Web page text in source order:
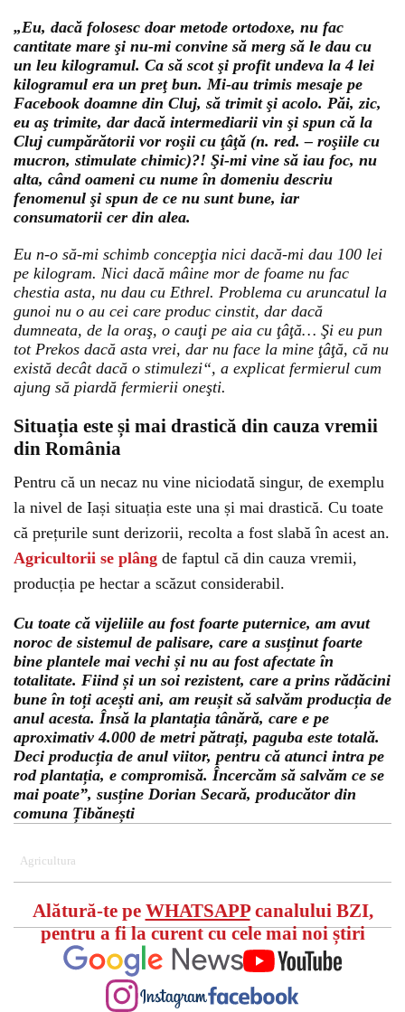
„Eu, dacă folosesc doar metode ortodoxe, nu fac
cantitate mare şi nu-mi convine să merg să le dau cu
un leu kilogramul. Ca să scot şi profit undeva la 4 lei
kilogramul era un preţ bun. Mi-au trimis mesaje pe
Facebook doamne din Cluj, să trimit şi acolo. Păi, zic,
eu aş trimite, dar dacă intermediarii vin şi spun că la
Cluj cumpărătorii vor roşii cu ţâţă (n. red. – roşiile cu
mucron, stimulate chimic)?! Şi-mi vine să iau foc, nu
alta, când oameni cu nume în domeniu descriu
fenomenul şi spun de ce nu sunt bune, iar
consumatorii cer din alea.
Eu n-o să-mi schimb concepţia nici dacă-mi dau 100 lei
pe kilogram. Nici dacă mâine mor de foame nu fac
chestia asta, nu dau cu Ethrel. Problema cu aruncatul la
gunoi nu o au cei care produc cinstit, dar dacă
dumneata, de la oraş, o cauţi pe aia cu ţâţă… Şi eu pun
tot Prekos dacă asta vrei, dar nu face la mine ţâţă, că nu
există decât dacă o stimulezi“, a explicat fermierul cum
ajung să piardă fermierii oneşti.
Situația este și mai drastică din cauza vremii
din România
Pentru că un necaz nu vine niciodată singur, de exemplu
la nivel de Iași situația este una și mai drastică. Cu toate
că prețurile sunt derizorii, recolta a fost slabă în acest an.
Agricultorii se plâng de faptul că din cauza vremii,
producția pe hectar a scăzut considerabil.
Cu toate că vijeliile au fost foarte puternice, am avut
noroc de sistemul de palisare, care a susținut foarte
bine plantele mai vechi și nu au fost afectate în
totalitate. Fiind și un soi rezistent, care a prins rădăcini
bune în toți acești ani, am reușit să salvăm producția de
anul acesta. Însă la plantația tânără, care e pe
aproximativ 4.000 de metri pătrați, paguba este totală.
Deci producția de anul viitor, pentru că atunci intra pe
rod plantația, e compromisă. Încercăm să salvăm ce se
mai poate”, susține Dorian Secară, producător din
comuna Țibănești
Agricultura
Alătură-te pe WHATSAPPcanalului BZI,
pentru a fi la curent cu cele mai noi știri